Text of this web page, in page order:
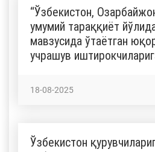
“Ўзбекистон,
умумий тараққиёт
мавзусида ўтаётган
учрашув
18-08-2025
Ўзбекистон